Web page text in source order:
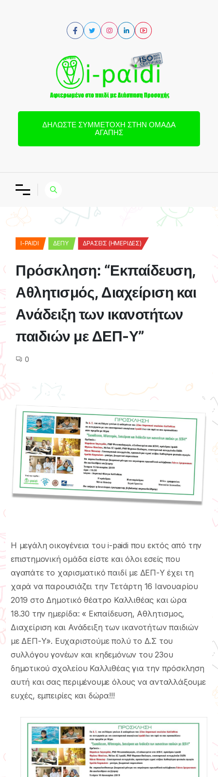
ΔΗΛΏΣΤΕ ΣΥΜΜΕΤΟΧΉ ΣΤΗΝ ΟΜΆΔΑ
ΑΓΆΠΗΣ
I-PAIDI ΔΕΠΥ ΔΡΆΣΕΙΣ (ΗΜΕΡΊΔΕΣ)
Πρόσκληση: “Εκπαίδευση,
Αθλητισμός, Διαχείριση και
Ανάδειξη των ικανοτήτων
παιδιών με ΔΕΠ-Υ”
0
Η μεγάλη οικογένεια του i-paidi που εκτός από την
επιστημονική ομάδα είστε και όλοι εσείς που
αγαπάτε το χαρισματικό παιδί με ΔΕΠ-Υ έχει τη
χαρά να παρουσιάζει την Τετάρτη 16 Ιανουαρίου
2019 στο Δημοτικό θέατρο Καλλιθέας και ώρα
18.30 την ημερίδα: « Εκπαίδευση, Αθλητισμος,
Διαχείριση και Ανάδειξη των ικανοτήτων παιδιών
με ΔΕΠ-Υ». Ευχαριστούμε πολύ το Δ.Σ του
συλλόγου γονέων και κηδεμόνων του 23ου
δημοτικού σχολείου Καλλιθέας για την πρόσκληση
αυτή και σας περιμένουμε όλους να ανταλλάξουμε
ευχές, εμπειρίες και δώρα!!!